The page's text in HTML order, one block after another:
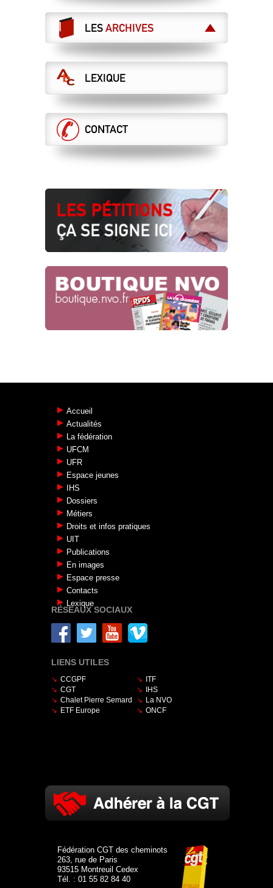
LESARCHIVES
LEXIQUE
CONTACT
Accueil
Actualités
La fédération
UFCM
UFR
Espace jeunes
IHS
Dossiers
Métiers
Droits et infos pratiques
UIT
Publications
En images
Espace presse
Contacts
Lexique
RÉSEAUX SOCIAUX
LIENS UTILES
CCGPF
CGT
Chalet Pierre Semard
ETF Europe
ITF
IHS
La NVO
ONCF
Fédération CGT des cheminots
263, rue de Paris
93515 Montreuil Cedex
Tél. : 01 55 82 84 40